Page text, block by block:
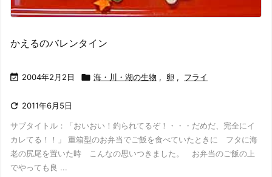
かえるのバレンタイン
 2004年2月2日  海・川・湖の生物 , 卵 , フライ
 2011年6月5日
サブタイトル：「おいおい！釣られてるぞ！・・・だめだ、完全にイ
カレてる！！」 重箱型のお弁当でご飯を食べていたときに フタに海
老の尻尾を置いた時 こんなの思いつきました。 お弁当のご飯の上
でやっても良 ...